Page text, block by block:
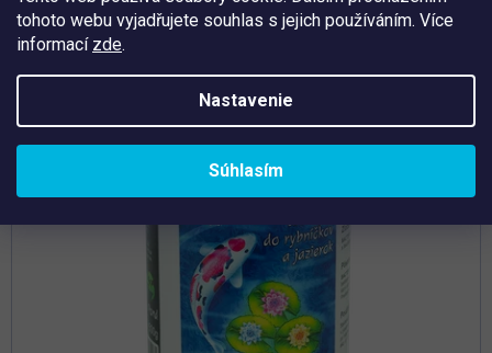
tohoto webu vyjadřujete souhlas s jejich používáním. Více
informací zde.
Nastavenie
Súhlasím
Tip